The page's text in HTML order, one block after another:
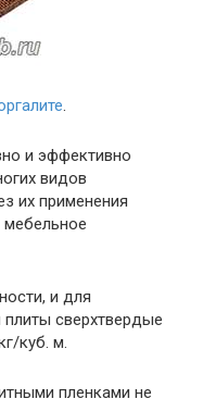
.
и эффективно
видов
их применения
и для
сверхтвердые
куб. м.
пленками не